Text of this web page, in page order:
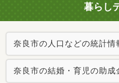
暮らし
奈良市の人口などの統計情
奈良市の結婚・育児の助成